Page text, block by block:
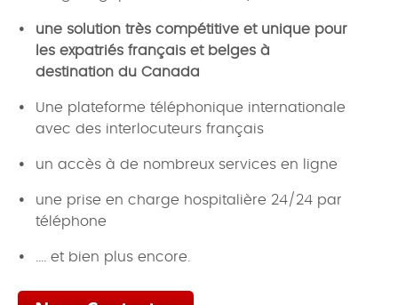
une solution très compétitive et unique pour
les expatriés français et belges à
destination du Canada
Une plateforme téléphonique internationale
avec des interlocuteurs français
un accès à de nombreux services en ligne
une prise en charge hospitalière 24/24 par
téléphone
.... et bien plus encore.